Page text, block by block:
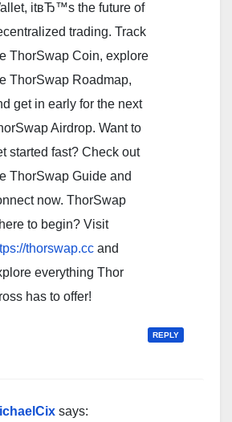
itвЂ™s the future of
trading. Track
ThorSwap Coin, explore
ThorSwap Roadmap,
get in early for the next
Airdrop. Want to
started fast? Check out
ThorSwap Guide and
now. ThorSwap
to begin? Visit
thorswap.cc and
everything Thor
has to offer!
REPLY
says: